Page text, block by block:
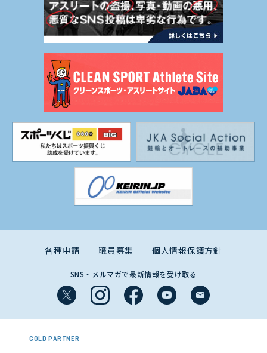
各種申請 職員募集 個人情報保護方針
SNS・メルマガで最新情報を受け取る
GOLD PARTNER